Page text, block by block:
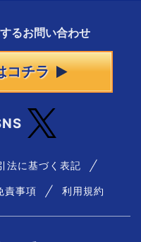
るお問い合わせ
コチラ
法に基づく表記
責事項 利用規約